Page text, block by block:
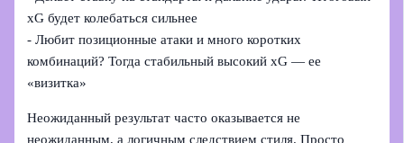
xG будет колебаться сильнее
- Любит позиционные атаки и много коротких
комбинаций? Тогда стабильный высокий xG — ее
«визитка»
Неожиданный результат часто оказывается не
неожиданным, а логичным следствием стиля. Просто